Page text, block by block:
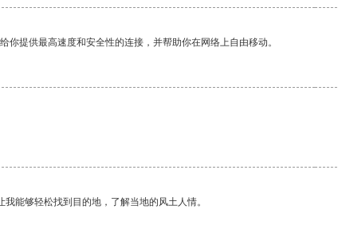
你提供最高速度和安全性的连接，并帮助你在网络上自由移动。
能够轻松找到目的地，了解当地的风土人情。